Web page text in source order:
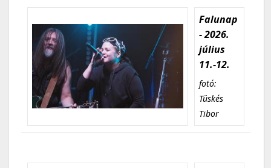
Falunap
- 2026.
július
11.-12.
fotó:
Tüskés
Tibor